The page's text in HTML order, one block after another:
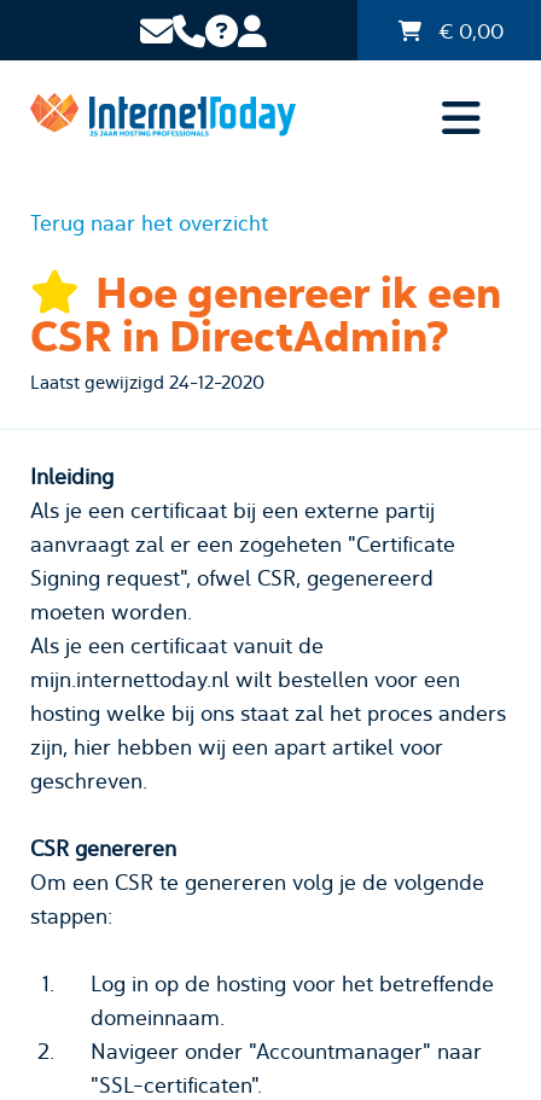
€ 0,00
Terug naar het overzicht
CSR in DirectAdmin?
Laatst gewijzigd 24-12-2020
Inleiding
Als je een certificaat bij een externe partij
aanvraagt zal er een zogeheten "Certificate
Signing request", ofwel CSR, gegenereerd
moeten worden.
Als je een certificaat vanuit de
mijn.internettoday.nl wilt bestellen voor een
hosting welke bij ons staat zal het proces anders
zijn, hier hebben wij een apart artikel voor
geschreven.
CSR genereren
Om een CSR te genereren volg je de volgende
stappen:
Log in op de hosting voor het betreffende
domeinnaam.
Navigeer onder "Accountmanager" naar
"SSL-certificaten".